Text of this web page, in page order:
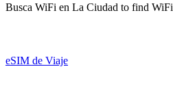
Busca WiFi en La Ciudad to find WiFi
eSIM de Viaje